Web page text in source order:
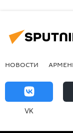
НОВОСТИ
VK